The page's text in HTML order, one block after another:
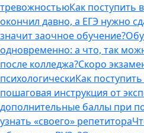
тревожностьюКак поступить
окончил давно, а ЕГЭ нужно
значит заочное обучение?
одновременно: а что, так
после колледжа?Скоро
психологическиКак
пошаговая инструкция от
дополнительные баллы при
узнать «своего» репетитора